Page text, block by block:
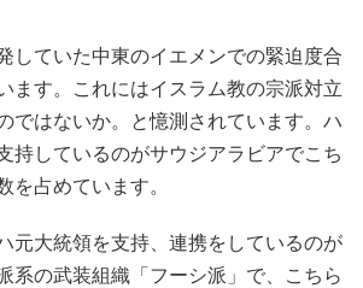
していた中東のイエメンでの緊迫度合
ます。これにはイスラム教の宗派対立
ではないか。と憶測されています。ハ
持しているのがサウジアラビアでこち
を占めています。
元大統領を支持、連携をしているのが
系の武装組織「フーシ派」で、こちら